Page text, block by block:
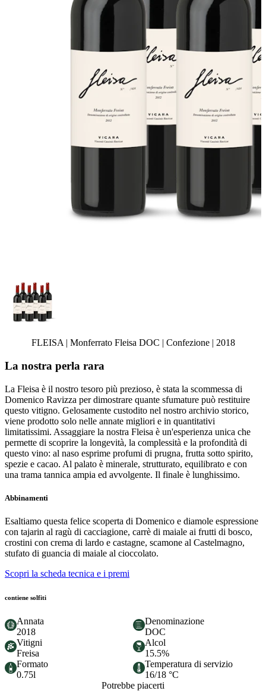
FLEISA | Monferrato Fleisa DOC | Confezione | 2018
La nostra perla rara
La Fleisa è il nostro tesoro più prezioso, è stata la scommessa di
Domenico Ravizza per dimostrare quante sfumature può restituire
questo vitigno. Gelosamente custodito nel nostro archivio storico,
viene prodotto solo nelle annate migliori e in quantitativi
limitatissimi. Assaggiare la nostra Fleisa è un'esperienza unica che
permette di scoprire la longevità, la complessità e la profondità di
questo vino: al naso esprime profumi di prugna, frutta sotto spirito,
spezie e cacao. Al palato è minerale, strutturato, equilibrato e con
una trama tannica ampia ed avvolgente. Il finale è lunghissimo.
Abbinamenti
Esaltiamo questa felice scoperta di Domenico e diamole espressione
con tajarin al ragù di cacciagione, carrè di maiale ai frutti di bosco,
crostini con crema di lardo e castagne, scamone al Castelmagno,
stufato di guancia di maiale al cioccolato.
Scopri la scheda tecnica e i premi
contiene solfiti
Annata
2018
Denominazione
DOC
Vitigni
Freisa
Alcol
15.5%
Formato
0.75l
Temperatura di servizio
16/18 °C
Potrebbe piacerti